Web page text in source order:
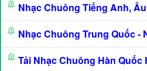
Nhạc Chuông Tiếng Anh,
Nhạc Chuông Trung Quốc -
Tải Nhạc Chuông Hàn Quốc